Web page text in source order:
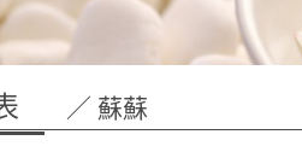
／ 蘇蘇